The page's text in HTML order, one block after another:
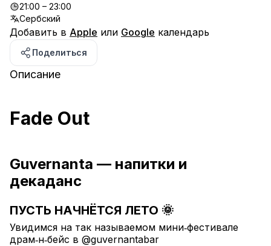
21:00 – 23:00
Сербский
Добавить в Apple или Google календарь
Поделиться
Описание
Fade Out
Guvernanta — напитки и
декаданс
ПУСТЬ НАЧНЁТСЯ ЛЕТО 🌞
Увидимся на так называемом мини‑фестивале
драм‑н‑бейс в @guvernantabar